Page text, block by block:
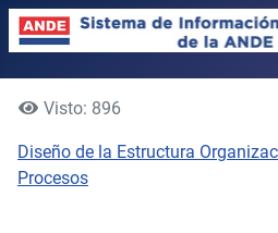
Visto: 896
Diseño de la Estructura
Procesos